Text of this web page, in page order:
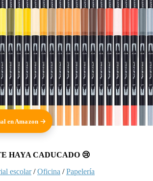
en Amazon
HAYA CADUCADO 😢
escolar/Oficina /Papelería